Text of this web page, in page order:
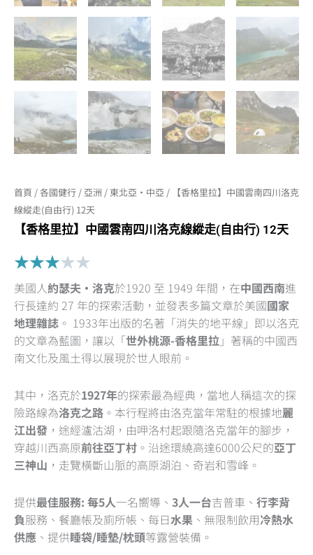
首頁 /各國健行 / 亞洲 / 東北亞·中亞 / 【香格里拉】中國雲南四川洛克
線縱走(自由行) 12天
【香格里拉】中國雲南四川洛克線縱走(自由行) 12天
★★★★★
3
out
of
5
美國人約瑟夫·洛克於1920 至 1949 年間，在中國西南進
行長達約 27 年的探索活動，並發表多篇文章於美國國家
地理雜誌 。 1933年出版的名著「消失的地平線」即以洛克
的文章為藍圖，讓以「世外桃源-香格里拉」著稱的中國西
南文化及風土得以展現於世人眼前。
其中，洛克於1927年的探索最為經典，當地人稱這次的探
險路線為洛克之路 。本行程將由洛克當年常駐的根據地麗
江出發 ，途經瀘沽湖，由呷洛村起跟隨洛克當年的腳步，
穿越川西高原前往亞丁村 。沿途環繞高達6000公尺的亞丁
三神山 ，走覽橫斷山脈的高原湖泊、奇岩和雪峰。
提供最佳服務: 每5人一名嚮導、 3人一台吉普車、 行李背
負服務、餐廳帳及廁所帳、每日水果 、無限制飲用冷熱水
供應 、提供睡袋/睡墊/枕頭等露營裝備。